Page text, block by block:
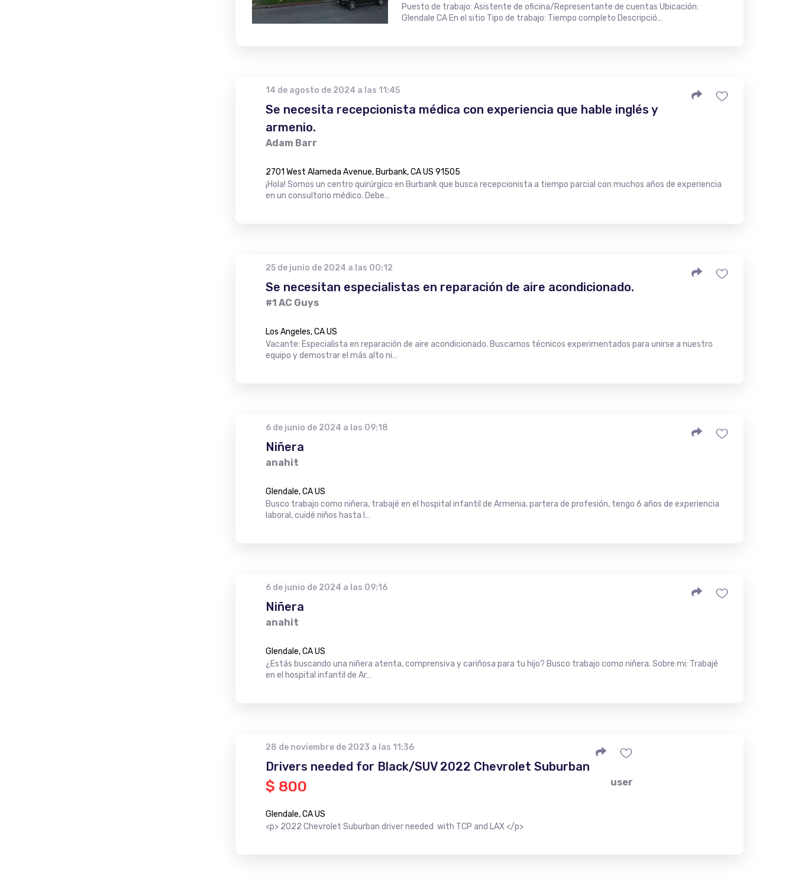
Puesto de trabajo: Asistente de oficina/Representante de cuentas Ubicación:
Glendale CA En el sitio Tipo de trabajo: Tiempo completo Descripció…
14 de agosto de 2024 a las 11:45
Se necesita recepcionista médica con experiencia que hable inglés y
armenio.
Adam Barr
2701 West Alameda Avenue, Burbank, CA US 91505
¡Hola! Somos un centro quirúrgico en Burbank que busca recepcionista a tiempo parcial con muchos años de experiencia
en un consultorio médico. Debe…
25 de junio de 2024 a las 00:12
Se necesitan especialistas en reparación de aire acondicionado.
#1 AC Guys
Los Angeles, CA US
Vacante: Especialista en reparación de aire acondicionado. Buscamos técnicos experimentados para unirse a nuestro
equipo y demostrar el más alto ni…
6 de junio de 2024 a las 09:18
Niñera
anahit
Glendale, CA US
Busco trabajo como niñera, trabajé en el hospital infantil de Armenia, partera de profesión, tengo 6 años de experiencia
laboral, cuidé niños hasta l…
6 de junio de 2024 a las 09:16
Niñera
anahit
Glendale, CA US
¿Estás buscando una niñera atenta, comprensiva y cariñosa para tu hijo? Busco trabajo como niñera. Sobre mi: Trabajé
en el hospital infantil de Ar…
28 de noviembre de 2023 a las 11:36
Drivers needed for Black/SUV 2022 Chevrolet Suburban
$ 800 user
Glendale, CA US
<p> 2022 Chevrolet Suburban driver needed with TCP and LAX </p>